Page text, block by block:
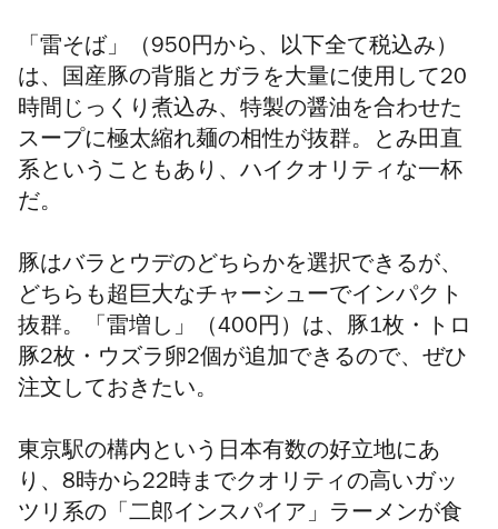
「雷そば」（950円から、以下全て税込み）
は、国産豚の背脂とガラを大量に使用して20
時間じっくり煮込み、特製の醤油を合わせた
スープに極太縮れ麺の相性が抜群。とみ田直
系ということもあり、ハイクオリティな一杯
だ。
豚はバラとウデのどちらかを選択できるが、
どちらも超巨大なチャーシューでインパクト
抜群。「雷増し」（400円）は、豚1枚・トロ
豚2枚・ウズラ卵2個が追加できるので、ぜひ
注文しておきたい。
東京駅の構内という日本有数の好立地にあ
り、8時から22時までクオリティの高いガッ
ツリ系の「二郎インスパイア」 ラーメンが食